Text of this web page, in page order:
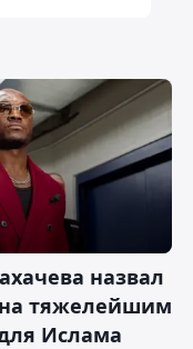
назвал
тяжелейшим
Ислама